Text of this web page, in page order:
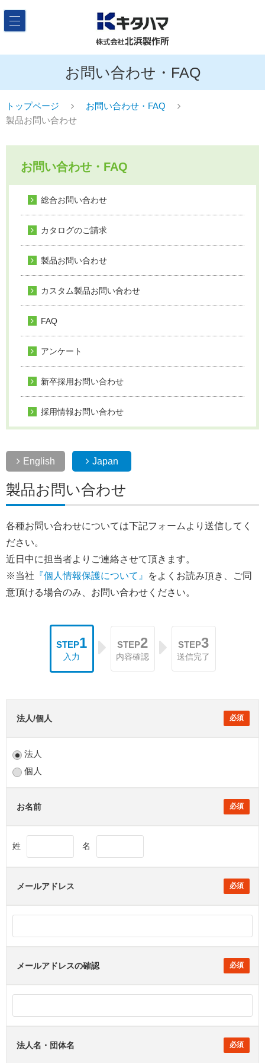
お問い合わせ・FAQ
トップページ
お問い合わせ・FAQ
製品お問い合わせ
お問い合わせ・FAQ
総合お問い合わせ
カタログのご請求
製品お問い合わせ
カスタム製品お問い合わせ
FAQ
アンケート
新卒採用お問い合わせ
採用情報お問い合わせ
English Japan
製品お問い合わせ
各種お問い合わせについては下記フォームより送信してく
ださい。
近日中に担当者よりご連絡させて頂きます。
※当社 『個人情報保護について』
をよくお読み頂き、ご同
意頂ける場合のみ、お問い合わせください。
STEP1
入力
STEP2
内容確認
STEP3
送信完了
法人/個人
法人
個人
お名前
姓 名
メールアドレス
メールアドレスの確認
法人名・団体名